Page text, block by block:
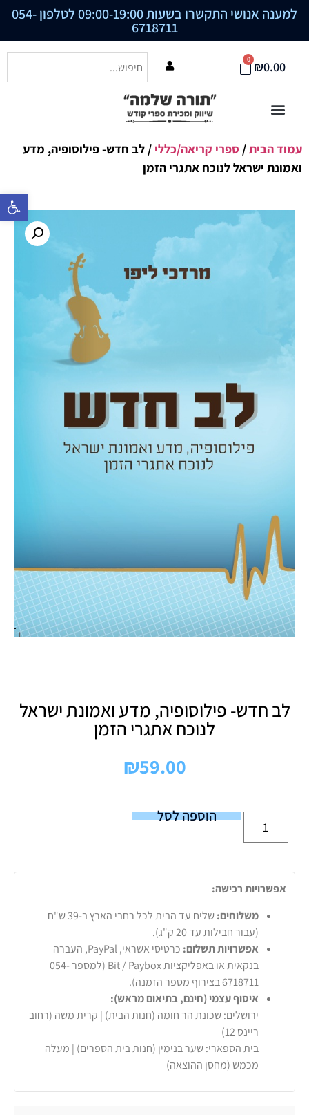
פתח סרגל
למענה אנושי התקשרו בשעות 09:00-19:00 לטלפון 054-
6718711
₪0.00
0
עמוד הבית/ ספרי קריאה/כללי / לב חדש- פילוסופיה, מדע
ואמונת ישראל לנוכח אתגרי הזמן
לב חדש- פילוסופיה, מדע ואמונת ישראל
לנוכח אתגרי הזמן
₪59.00
הוספה לסל
אפשרויות רכישה:
משלוחים:
שליח עד הבית לכל רחבי הארץ ב-39 ש"ח
(עבור חבילות עד 20 ק"ג).
אפשרויות תשלום:
כרטיסי אשראי, PayPal, העברה
בנקאית או באפליקציות Bit / Paybox (למספר 054-
6718711 בצירוף מספר הזמנה).
איסוף עצמי (חינם, בתיאום מראש):
ירושלים: שכונת הר חומה (חנות הבית) | קרית משה (רחוב
ריינס 12)
בית הספארי: שער בנימין (חנות בית הספרים) | מעלה
מכמש (מחסן ההוצאה)